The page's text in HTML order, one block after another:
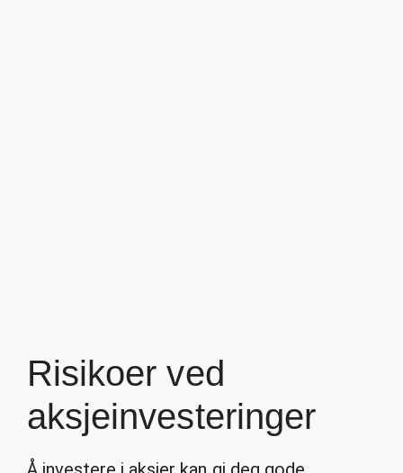
Risikoer ved
aksjeinvesteringer